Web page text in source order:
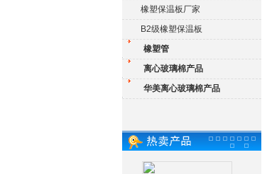
橡塑保温板厂家
B2级橡塑保温板
橡塑管
离心玻璃棉产品
华美离心玻璃棉产品